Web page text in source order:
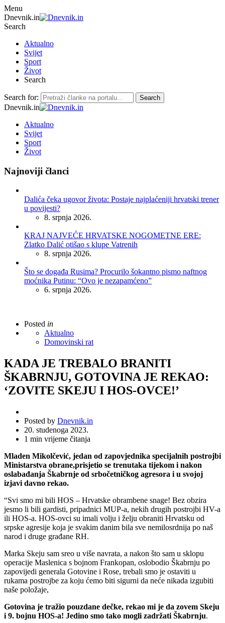
Menu
Dnevnik.in
Search
Aktualno
Svijet
Sport
Život
Search
Search for: Search
Dnevnik.in
Aktualno
Svijet
Sport
Život
Najnoviji članci
Dalića čeka ugovor života: Postaje najplaćeniji hrvatski trener
u povijesti?
8. srpnja 2026.
KRAJ NAJVEĆE HRVATSKE NOGOMETNE ERE:
Zlatko Dalić otišao s klupe Vatrenih
8. srpnja 2026.
Što se događa Rusima? Procurilo šokantno pismo naftnog
moćnika Putinu: “Ovo je nezapamćeno”
6. srpnja 2026.
Posted in
Aktualno
Domovinski rat
KADA JE TREBALO BRANITI
ŠKABRNJU, GOTOVINA JE REKAO:
‘ZOVITE SKEJU I HOS-OVCE!’
Posted by Dnevnik.in
20. studenoga 2023.
1 min vrijeme čitanja
Mladen Mikolčević, jedan od zapovjednika specijalnih postrojbi
Ministarstva obrane,prisjetio se trenutaka tijekom i nakon
oslabađanja Škabrnje od srbočetničkog agresora i u svojoj
izjavi davno rekao.
“Svi smo mi bili HOS – Hrvatske obrambene snage! Bez obzira
jesmo li bili gardisti, pripadnici MUP-a, nekih drugih postrojbi HV-a
ili HOS-a. HOS-ovci su imali volju i želju obraniti Hrvatsku od
srpske agresije koja je svakim danim bila sve nemilosrdnija po naš
narod i druge građane RH.
Marka Skeju sam sreo u više navrata, a nakon što sam u sklopu
operacije Maslenica s bojnom Frankopan, oslobodio Škabrnju po
zapovijedi generala Gotovine i Rose, trebali smo je ostaviti u
rukama postrojbe za koju ćemo biti sigurni da neće nikada izgubiti
naše položaje,
Gotovina je tražio pouzdane dečke, rekao mi je da zovem Skeju
i 9. bojnu HOS-a! Jedino smo tako mogli zadržati Škabrnju.